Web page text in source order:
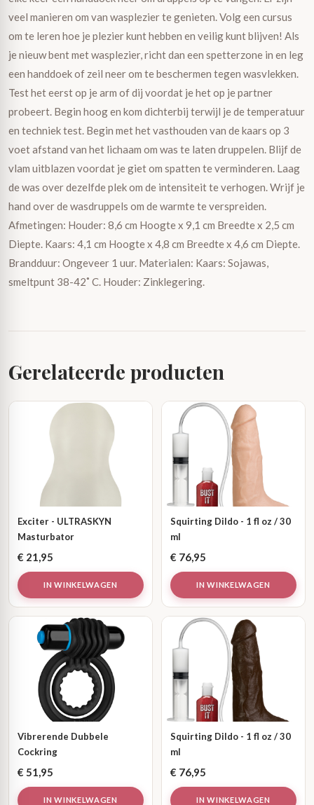
veel manieren om van wasplezier te genieten. Volg een cursus
om te leren hoe je plezier kunt hebben en veilig kunt blijven! Als
je nieuw bent met wasplezier, richt dan een spetterzone in en leg
een handdoek of zeil neer om te beschermen tegen wasvlekken.
Test het eerst op je arm of dij voordat je het op je partner
probeert. Begin hoog en kom dichterbij terwijl je de temperatuur
en techniek test. Begin met het vasthouden van de kaars op 3
voet afstand van het lichaam om was te laten druppelen. Blijf de
vlam uitblazen voordat je giet om spatten te verminderen. Laag
de was over dezelfde plek om de intensiteit te verhogen. Wrijf je
hand over de wasdruppels om de warmte te verspreiden.
Afmetingen: Houder: 8,6 cm Hoogte x 9,1 cm Breedte x 2,5 cm
Diepte. Kaars: 4,1 cm Hoogte x 4,8 cm Breedte x 4,6 cm Diepte.
Brandduur: Ongeveer 1 uur. Materialen: Kaars: Sojawas,
smeltpunt 38-42˚ C. Houder: Zinklegering.
Gerelateerde producten
Exciter - ULTRASKYN
Masturbator
€ 21,95
IN WINKELWAGEN
Squirting Dildo - 1 fl oz / 30
ml
€ 76,95
IN WINKELWAGEN
Vibrerende Dubbele
Cockring
€ 51,95
IN WINKELWAGEN
Squirting Dildo - 1 fl oz / 30
ml
€ 76,95
IN WINKELWAGEN